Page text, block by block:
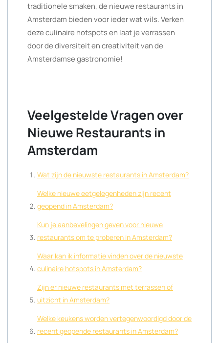
traditionele smaken, de nieuwe restaurants in
Amsterdam bieden voor ieder wat wils. Verken
deze culinaire hotspots en laat je verrassen
door de diversiteit en creativiteit van de
Amsterdamse gastronomie!
Veelgestelde Vragen over
Nieuwe Restaurants in
Amsterdam
Wat zijn de nieuwste restaurants in Amsterdam?
Welke nieuwe eetgelegenheden zijn recent
geopend in Amsterdam?
Kun je aanbevelingen geven voor nieuwe
restaurants om te proberen in Amsterdam?
Waar kan ik informatie vinden over de nieuwste
culinaire hotspots in Amsterdam?
Zijn er nieuwe restaurants met terrassen of
uitzicht in Amsterdam?
Welke keukens worden vertegenwoordigd door de
recent geopende restaurants in Amsterdam?